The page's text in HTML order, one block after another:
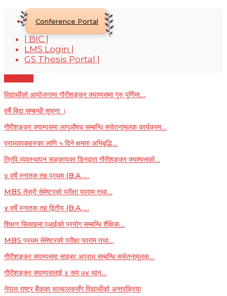
Conference Portal
| BIC |
LMS Login |
GS Thesis Portal |
विद्यार्थीको आयोजनामा गौरीशङ्कर क्याम्पसमा गुरु पुर्णिमा…
वर्षेे बिदा सम्बन्धी सूचना ।
गौरीशङ्कर क्याम्पसमा लागूऔषध सम्बन्धि सचेतनामूलक कार्यक्रम…
प्राध्यापकहरुका लागि ५ दिने क्षमता अभिबृद्धि…
त्रिवि व्यवस्थापन सङ्कायका डिनद्वारा गौरीशङ्कर क्याम्पसको…
४ वर्षे स्नातक तह प्रथम (B.A.,…
MBS तेस्रो सेमेष्टरको परीक्षा फाराम तथा…
४ वर्षे स्नातक तह द्वितीय (B.A.,…
शिक्षण सिकाइमा एआईको प्रयोग सम्बन्धि शैक्षिक…
MBS प्रथम सेमेष्टरको परीक्षा फाराम तथा…
गौरीशङ्कर क्याम्पसमा साइबर अपराध सम्बन्धि सचेतनामूलक…
गौरीशङ्कर क्याम्पसलाई ४ सय ७४ थान…
नेपाल राष्ट्र बैंकका सञ्चालकसँग विद्यार्थीको अन्तरक्रिया